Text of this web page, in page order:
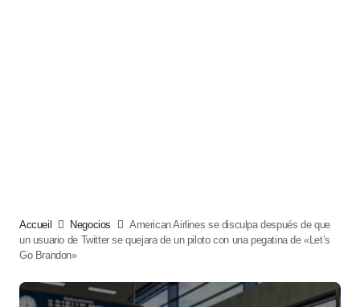
Accueil Negocios
American Airlines se disculpa después de que
un usuario de Twitter se quejara de un piloto con una pegatina de «Let’s
Go Brandon»